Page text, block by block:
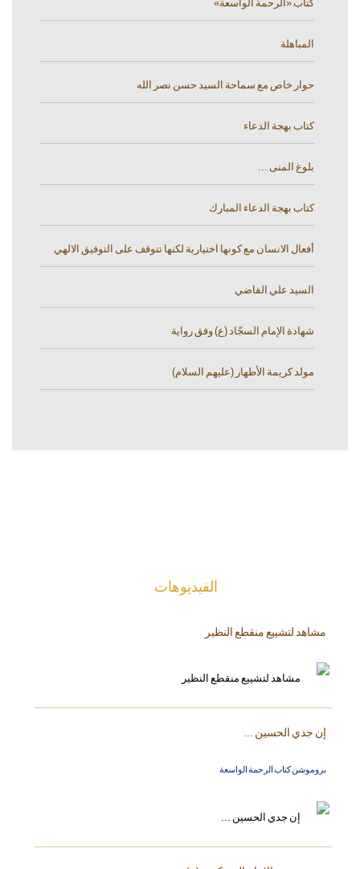
كتاب «الرحمة الواسعة»
المباهلة
حوار خاص مع سماحة السيد حسن نصر الله
كتاب بهجة الدعاء
بلوغ المنى ...
كتاب بهجة الدعاء المبارك
أفعال الانسان مع كونها اختيارية لكنها تتوقف على التوفيق الالهي
السيد علي القاضي
شهادة الإمام السجّاد (ع) وفق رواية
مولد كريمة الأطهار (عليهم السلام)
الفیدیوهات
مشاهد لتشييع منقطع النظير
إن جدي الحسين ...
بروموشن كتاب الرحمة الواسعة